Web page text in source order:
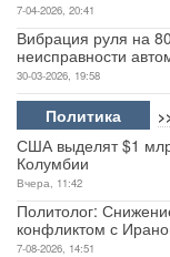
7-04-2026, 20:41
Вибрация руля на
неисправности
30-03-2026, 19:58
Политика
США выделят $1
Колумбии
Вчера, 11:42
Политолог:
конфликтом с
7-08-2026, 14:51